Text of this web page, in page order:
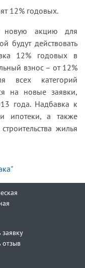
12% годовых.
новую акцию для
будут действовать
12% годовых в
взнос – от 12%
всех категорий
на новые заявки,
года. Надбавка к
ипотеки, а также
жилья
заявку
отзыв